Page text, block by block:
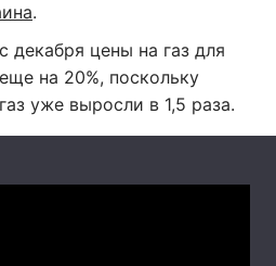
.
декабря цены на газ для
на 20%, поскольку
уже выросли в 1,5 раза.